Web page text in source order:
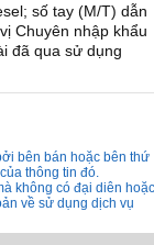
số tay (M/T) dẫn
Chuyên nhập khẩu
đã qua sử dụng
bên bán hoặc bên thứ
thông tin đó.
không có đại diên hoặc
về sử dụng dịch vụ